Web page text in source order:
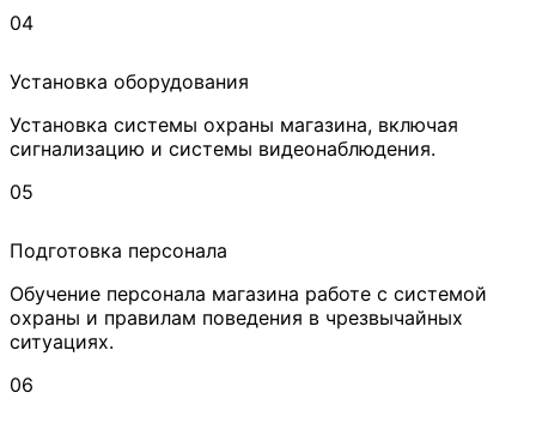
04
Установка оборудования
Установка системы охраны магазина, включая
сигнализацию и системы видеонаблюдения.
05
Подготовка персонала
Обучение персонала магазина работе с системой
охраны и правилам поведения в чрезвычайных
ситуациях.
06